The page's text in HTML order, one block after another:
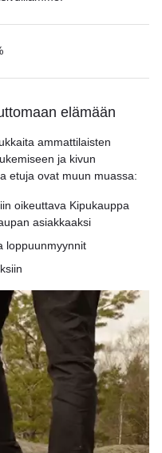
elämään
ammattilaisten
ja kivun
etuja ovat muun muassa:
oikeuttava Kipukauppa
asiakkaaksi
loppuunmyynnit